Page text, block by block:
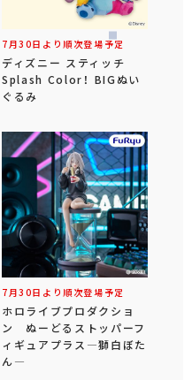
7月30日より順次登場予定
ディズニー スティッチ
Splash Color！ BIGぬい
ぐるみ
7月30日より順次登場予定
ホロライブプロダクショ
ン ぬーどるストッパーフ
ィギュアプラス―獅白ぼた
ん―